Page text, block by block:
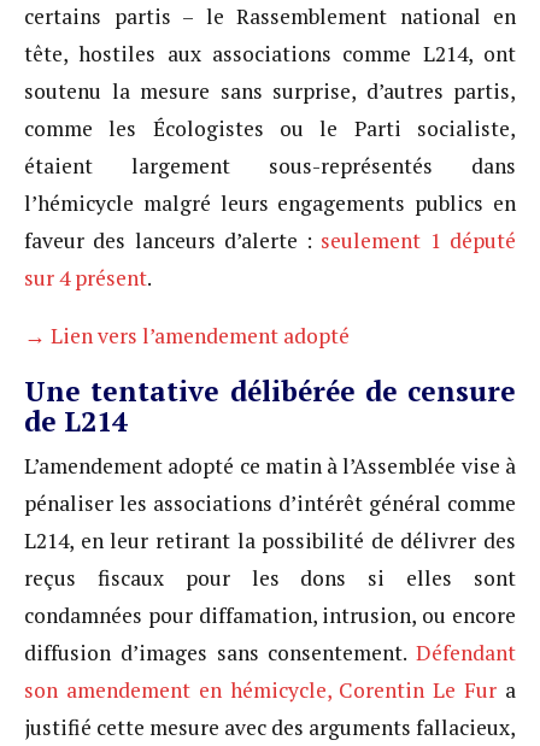
certains partis – le Rassemblement national en
tête, hostiles aux associations comme L214, ont
soutenu la mesure sans surprise, d’autres partis,
comme les Écologistes ou le Parti socialiste,
étaient largement sous-représentés dans
l’hémicycle malgré leurs engagements publics en
faveur des lanceurs d’alerte : seulement 1 député
sur 4 présent.
→ Lien vers l’amendement adopté
Une tentative délibérée de censure
de L214
L’amendement adopté ce matin à l’Assemblée vise à
pénaliser les associations d’intérêt général comme
L214, en leur retirant la possibilité de délivrer des
reçus fiscaux pour les dons si elles sont
condamnées pour diffamation, intrusion, ou encore
diffusion d’images sans consentement. Défendant
son amendement en hémicycle, Corentin Le Fur a
justifié cette mesure avec des arguments fallacieux,